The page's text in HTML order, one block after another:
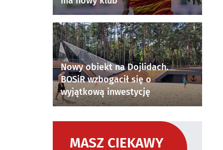
Nowy obiekt na Dojlidach.
BOSiR wzbogacił się o
wyjątkową inwestycję
MASZ CIEKAWY